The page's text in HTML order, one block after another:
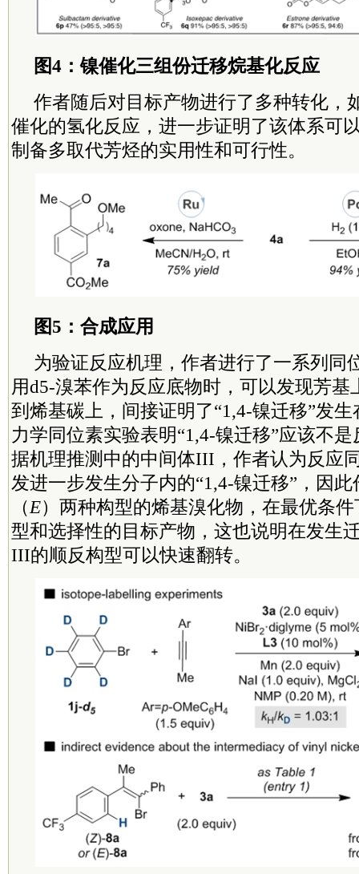
图4：镍催化三组份迁移烷基化反应
作者随后对目标产物进行了多种转化，
催化的氢化反应，进一步证明了该体系可
制备多取代芳烃的实用性和可行性。
图5：合成应用
为验证反应机理，作者进行了一系列同
用d5-溴苯作为反应底物时，可以发现芳基
到烯基碳上，间接证明了“1,4-镍迁移”发
力学同位素实验表明“1,4-镍迁移”应该不
据机理推测中的中间体III，作者认为反应
发进一步发生分子内的“1,4-镍迁移”，因
（E）两种构型的烯基溴化物，在最优条
型和选择性的目标产物，这也说明在发生
III的顺反构型可以快速翻转。